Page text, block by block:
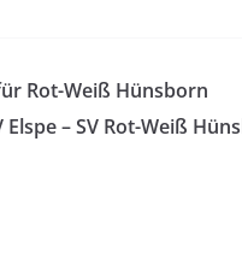
Rot-Weiß Hünsborn
Elspe – SV Rot-Weiß